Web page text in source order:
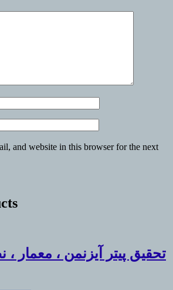
and website in this browser for the next
تحقیق پیتر آیزنمن ، معمار ،